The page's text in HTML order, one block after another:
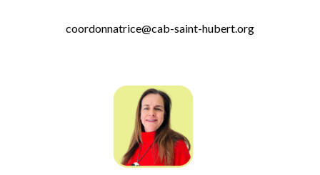
coordonnatrice@cab-saint-hubert.org